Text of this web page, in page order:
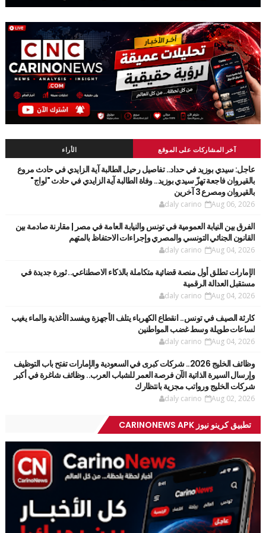
آخر المشاركات على الموقع الأراء
عاجل: سيدي بوزيد في حداد.. تفاصيل رحيل الطالبة آية الزايدي في حادث مروع
بالقيروان فاجعة تهزّ سيدي بوزيد.. وفاة الطالبة آية الزايدي في حادث "لواج"
بالقيروان ومصرع 3 آخرين
daly carino Aug 06, 2026
الفرق بين النيابة العمومية في تونس والنيابة العامة في مصر | مقارنة صادمة بين
القانون الجنائي التونسي والمصري وإجراءات الاحتفاظ بالمتهم
daly carino Aug 04, 2026
الإمارات تطلق أول منصة قضائية متكاملة بالذكاء الاصطناعي.. ثورة جديدة في
مستقبل العدالة الرقمية
daly carino Aug 04, 2026
كارثة الصيف في تونس.. انقطاع الكهرباء يتلف الأجهزة ويفسد الأغذية والماء يغيب
لساعات طويلة وسط غضب المواطنين
daly carino Aug 04, 2026
وظائف الخليج 2026.. شركات كبرى في السعودية والإمارات تفتح باب التوظيف
وإرسال السيرة الذاتية الآن فرصة العمر للشباب العرب.. وظائف شاغرة في أكبر
شركات الخليج ورواتب مجزية بانتظارك
daly carino Aug 02, 2026
تطبيق كرينو نيوز CARINONEWS APK